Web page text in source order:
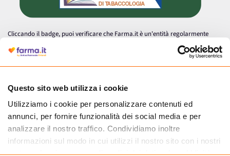
Questo sito web utilizza i cookie
Utilizziamo i cookie per personalizzare contenuti ed
annunci, per fornire funzionalità dei social media e per
analizzare il nostro traffico. Condividiamo inoltre
informazioni sul modo in cui utilizzi il nostro sito con i nostri
partner che si occupano di analisi dei dati web, pubblicità e
Cliccando il badge, puoi verificare che Farma.it è un'entità regolarmente
autorizzata dal Ministero della Salute a effettuare la vendita online di
medicinali.